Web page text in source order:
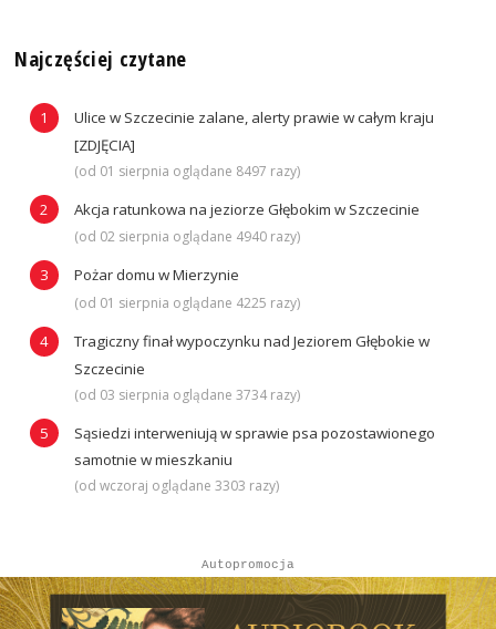
Najczęściej czytane
Ulice w Szczecinie zalane, alerty prawie w całym kraju
[ZDJĘCIA]
(od 01 sierpnia oglądane 8497 razy)
Akcja ratunkowa na jeziorze Głębokim w Szczecinie
(od 02 sierpnia oglądane 4940 razy)
Pożar domu w Mierzynie
(od 01 sierpnia oglądane 4225 razy)
Tragiczny finał wypoczynku nad Jeziorem Głębokie w
Szczecinie
(od 03 sierpnia oglądane 3734 razy)
Sąsiedzi interweniują w sprawie psa pozostawionego
samotnie w mieszkaniu
(od wczoraj oglądane 3303 razy)
Autopromocja